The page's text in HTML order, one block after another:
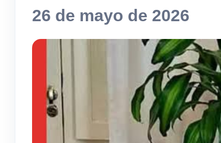
26 de mayo de 2026